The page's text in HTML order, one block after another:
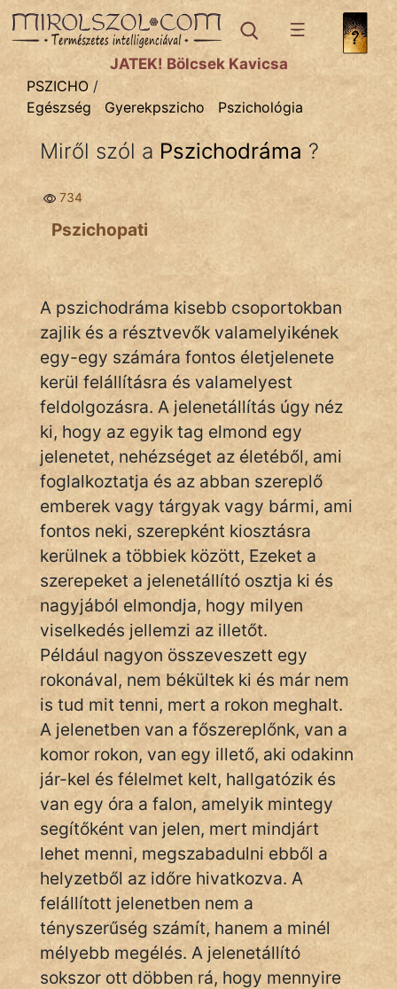
PSZICHOtémák:
Asztrológia
Gyerekpszicho
Párkapcsolat
Pszichológia
Tanmese
IRODALOM
SZÓLÁS
És
KÖZMONDÁS
PSZICHO
ZENE
FILM
ÉLETMÓD
MAGYARSÁG
És
TÖRTÉNELEM
Népszerű szerzőink:
cinege
fantom
Hunor
Jób Gedeon
Láron Ádám
mikkamakka
JÁTÉK! Bölcsek Kavicsa
PSZICHO /
Egészség
Gyerekpszicho Pszichológia
Miről szól a Pszichodráma ?
734
Pszichopati
A pszichodráma kisebb csoportokban
zajlik és a résztvevők valamelyikének
egy-egy számára fontos életjelenete
kerül felállításra és valamelyest
feldolgozásra. A jelenetállítás úgy néz
ki, hogy az egyik tag elmond egy
jelenetet, nehézséget az életéből, ami
foglalkoztatja és az abban szereplő
emberek vagy tárgyak vagy bármi, ami
fontos neki, szerepként kiosztásra
kerülnek a többiek között, Ezeket a
szerepeket a jelenetállító osztja ki és
nagyjából elmondja, hogy milyen
viselkedés jellemzi az illetőt.
Például nagyon összeveszett egy
rokonával, nem békültek ki és már nem
is tud mit tenni, mert a rokon meghalt.
A jelenetben van a főszereplőnk, van a
komor rokon, van egy illető, aki odakinn
jár-kel és félelmet kelt, hallgatózik és
van egy óra a falon, amelyik mintegy
segítőként van jelen, mert mindjárt
lehet menni, megszabadulni ebből a
helyzetből az időre hivatkozva. A
felállított jelenetben nem a
tényszerűség számít, hanem a minél
mélyebb megélés. A jelenetállító
sokszor ott döbben rá, hogy mennyire